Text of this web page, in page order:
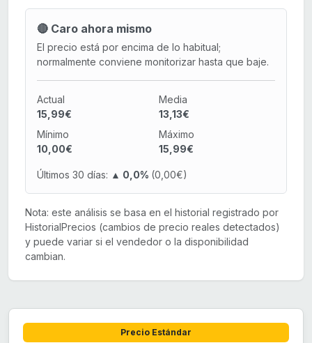
🔴 Caro ahora mismo
El precio está por encima de lo habitual;
normalmente conviene monitorizar hasta que baje.
Actual
15,99€
Media
13,13€
Mínimo
10,00€
Máximo
15,99€
Últimos 30 días: ▲ 0,0% (0,00€)
Nota: este análisis se basa en el historial registrado por
HistorialPrecios (cambios de precio reales detectados)
y puede variar si el vendedor o la disponibilidad
cambian.
Precio Estándar